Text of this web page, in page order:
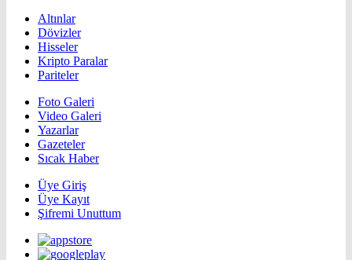
Altınlar
Dövizler
Hisseler
Kripto Paralar
Pariteler
Foto Galeri
Video Galeri
Yazarlar
Gazeteler
Sıcak Haber
Üye Giriş
Üye Kayıt
Şifremi Unuttum